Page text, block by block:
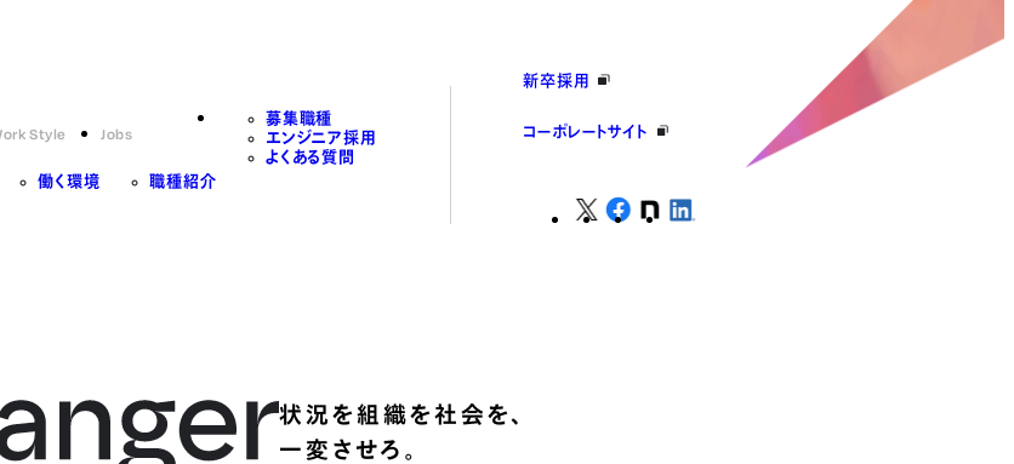
Style
働く環境
Jobs
職種紹介
募集職種
エンジニア採用
よくある質問
新卒採用
コーポレートサイト
状況を組織を社会を、
一変させろ。